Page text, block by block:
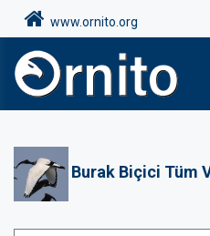
www.ornito.org
Burak Biçici Tüm